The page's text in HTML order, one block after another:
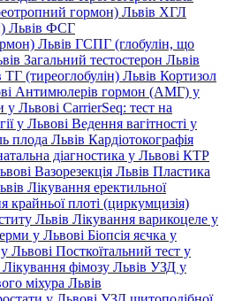
гормон) Львів ХГЛ
Львів ФСГ
Львів ГСПГ (глобулін, що
Загальний тестостерон Львів
ТГ (тиреоглобулін) Львів Кортизол
Антимюлерів гормон (АМГ) у
у Львові CarrierSeq: тест на
у Львові Ведення вагітності у
плода Львів Кардіотокографія
діагностика у Львові КТР
Вазорезекція Львів Пластика
Лікування еректильної
крайньої плоті (циркумцизія)
Львів Лікування варикоцеле у
у Львові Біопсія яєчка у
Львові Посткоїтальний тест у
Лікування фімозу Львів УЗД у
міхура Львів